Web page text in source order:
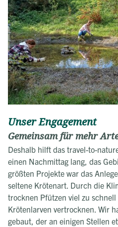
Unser Engagement
Gemeinsam für mehr
Deshalb hilft das travel-to-
einen Nachmittag lang, das
größten Projekte war das
seltene Krötenart. Durch die
trocknen Pfützen viel zu
Krötenlarven vertrocknen. Wir
gebaut, der an einigen Stellen